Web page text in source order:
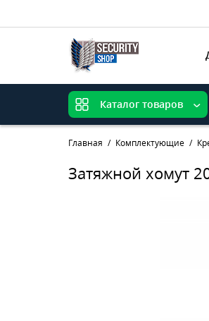
Каталог товаров
Главная Комплектующие
Затяжной хомут